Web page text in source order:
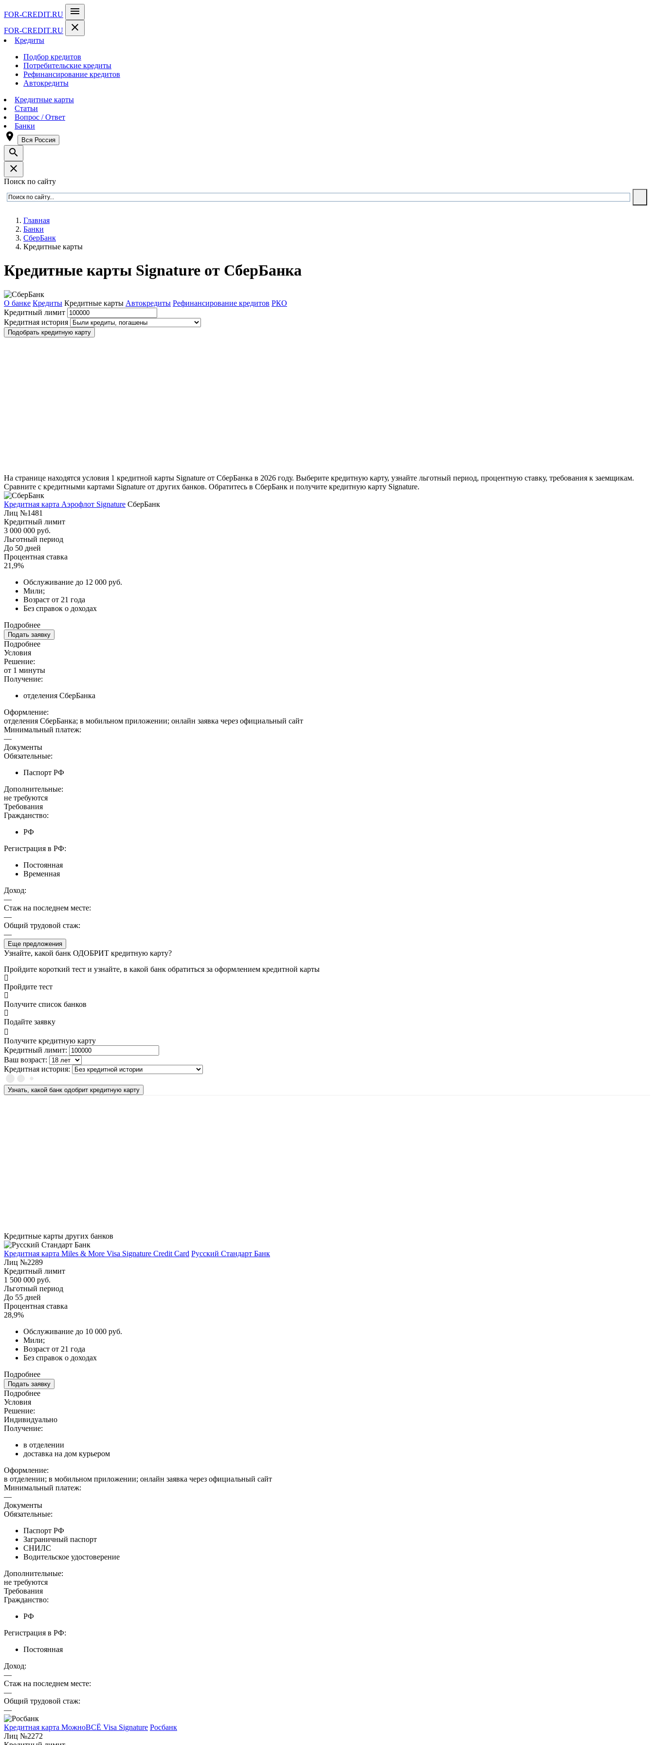
FOR-CREDIT.RU menu
FOR-CREDIT.RU close
Кредиты
Подбор кредитов
Потребительские кредиты
Рефинансирование кредитов
Автокредиты
Кредитные карты
Статьи
Вопрос / Ответ
Банки
room Вся Россия
search
close
Поиск по сайту
Главная
Банки
СберБанк
Кредитные карты
Кредитные карты Signature от СберБанка
О банке Кредиты Кредитные карты Автокредиты Рефинансирование кредитов РКО
Кредитный лимит
Кредитная история
Подобрать кредитную карту
На странице находятся условия 1 кредитной карты Signature от СберБанка в 2026 году. Выберите кредитную карту, узнайте льготный период, процентную ставку, требования к заемщикам.
Сравните с кредитными картами Signature от других банков. Обратитесь в СберБанк и получите кредитную карту Signature.
Кредитная карта Аэрофлот Signature СберБанк
Лиц №1481
Кредитный лимит
3 000 000 руб.
Льготный период
До 50 дней
Процентная ставка
21,9%
Обслуживание до 12 000 руб.
Мили;
Возраст от 21 года
Без справок о доходах
Подробнее
Подать заявку
Подробнее
Условия
Решение:
от 1 минуты
Получение:
отделения СберБанка
Оформление:
отделения СберБанка; в мобильном приложении; онлайн заявка через официальный сайт
Минимальный платеж:
—
Документы
Обязательные:
Паспорт РФ
Дополнительные:
не требуются
Требования
Гражданство:
РФ
Регистрация в РФ:
Постоянная
Временная
Доход:
—
Стаж на последнем месте:
—
Общий трудовой стаж:
—
Еще предложения
Узнайте, какой банк ОДОБРИТ кредитную карту?
Пройдите короткий тест и узнайте, в какой банк обратиться за оформлением кредитной карты
Пройдите тест
Получите список банков
Подайте заявку
Получите кредитную карту
Кредитный лимит:
Ваш возраст:
Кредитная история:
Узнать, какой банк одобрит кредитную карту
Кредитные карты других банков
Кредитная карта Miles & More Visa Signature Credit Card Русский Стандарт Банк
Лиц №2289
Кредитный лимит
1 500 000 руб.
Льготный период
До 55 дней
Процентная ставка
28,9%
Обслуживание до 10 000 руб.
Мили;
Возраст от 21 года
Без справок о доходах
Подробнее
Подать заявку
Подробнее
Условия
Решение:
Индивидуально
Получение:
в отделении
доставка на дом курьером
Оформление:
в отделении; в мобильном приложении; онлайн заявка через официальный сайт
Минимальный платеж:
—
Документы
Обязательные:
Паспорт РФ
Заграничный паспорт
СНИЛС
Водительское удостоверение
Дополнительные:
не требуются
Требования
Гражданство:
РФ
Регистрация в РФ:
Постоянная
Доход:
—
Стаж на последнем месте:
—
Общий трудовой стаж:
—
Кредитная карта МожноВСЁ Visa Signature Росбанк
Лиц №2272